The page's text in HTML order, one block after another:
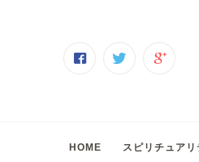
HOME スピリチュアリ